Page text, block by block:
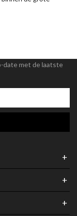
date met de laatste
+
+
+